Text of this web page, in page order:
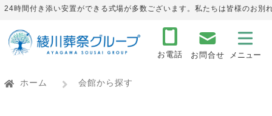
24時間付き添い安置ができる式場が多数ございます。私たちは皆様のお別
お電話 お問合せ
ホーム 会館から探す